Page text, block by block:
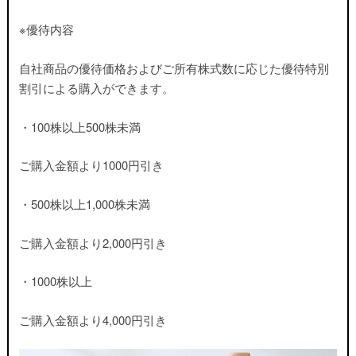
※優待内容
自社商品の優待価格およびご所有株式数に応じた優待特別
割引による購入ができます。
・100株以上500株未満
ご購入金額より1000円引き
・500株以上1,000株未満
ご購入金額より2,000円引き
・1000株以上
ご購入金額より4,000円引き